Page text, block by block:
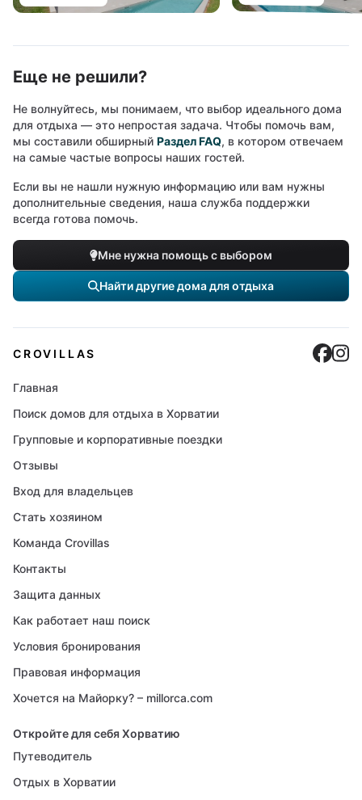
Еще не решили?
Не волнуйтесь, мы понимаем, что выбор идеального дома
для отдыха — это непростая задача. Чтобы помочь вам,
мы составили обширный Раздел FAQ, в котором отвечаем
на самые частые вопросы наших гостей.
Если вы не нашли нужную информацию или вам нужны
дополнительные сведения, наша служба поддержки
всегда готова помочь.
Мне нужна помощь с выбором
Найти другие дома для отдыха
CROVILLAS
Главная
Поиск домов для отдыха в Хорватии
Групповые и корпоративные поездки
Отзывы
Вход для владельцев
Стать хозяином
Команда Crovillas
Контакты
Защита данных
Как работает наш поиск
Условия бронирования
Правовая информация
Хочется на Майорку? – millorca.com
Откройте для себя Хорватию
Путеводитель
Отдых в Хорватии